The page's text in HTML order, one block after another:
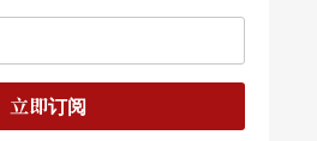
立即订阅